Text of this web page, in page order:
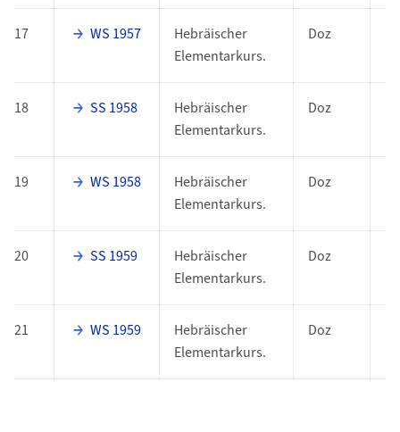
17 WS 1957
Hebräischer
Elementarkurs.
Doz
18 SS 1958
Hebräischer
Elementarkurs.
Doz
19 WS 1958
Hebräischer
Elementarkurs.
Doz
20 SS 1959
Hebräischer
Elementarkurs.
Doz
21 WS 1959
Hebräischer
Elementarkurs.
Doz